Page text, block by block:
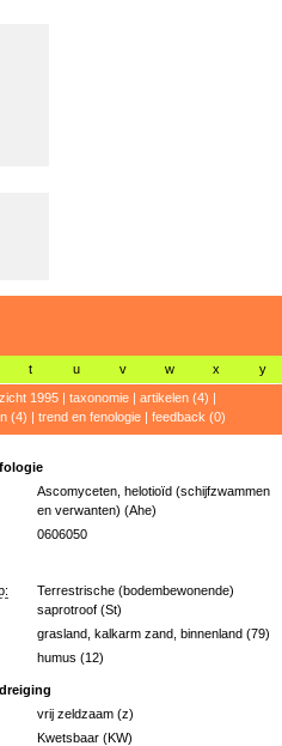
t u v w x y
1995| taxonomie| artikelen (4) |
(4) | trend en fenologie| feedback (0)
Ascomyceten, helotioïd (schijfzwammen
en verwanten) (Ahe)
0606050
Terrestrische (bodembewonende)
saprotroof (St)
grasland, kalkarm zand, binnenland (79)
humus (12)
vrij zeldzaam (z)
Kwetsbaar (KW)